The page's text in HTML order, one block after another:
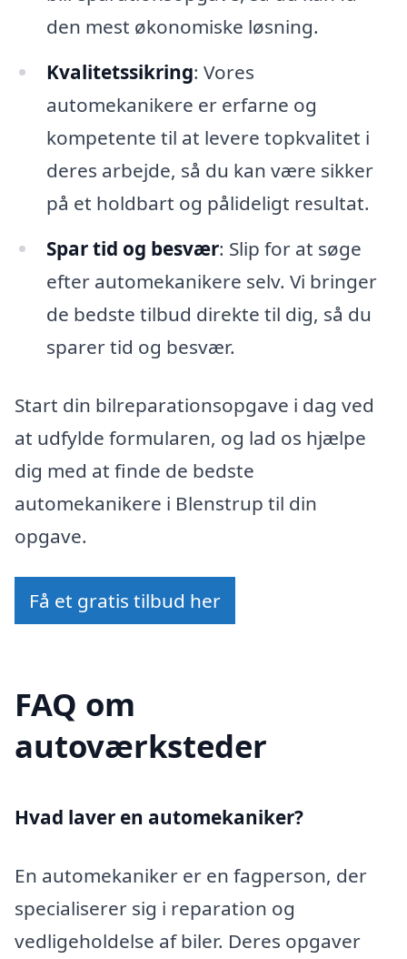
den mest økonomiske løsning.
Kvalitetssikring: Vores
automekanikere er erfarne og
kompetente til at levere topkvalitet i
deres arbejde, så du kan være sikker
på et holdbart og pålideligt resultat.
Spar tid og besvær: Slip for at søge
efter automekanikere selv. Vi bringer
de bedste tilbud direkte til dig, så du
sparer tid og besvær.
Start din bilreparationsopgave i dag ved
at udfylde formularen, og lad os hjælpe
dig med at finde de bedste
automekanikere i Blenstrup til din
opgave.
Få et gratis tilbud her
FAQ om
autoværksteder
Hvad laver en automekaniker?
En automekaniker er en fagperson, der
specialiserer sig i reparation og
vedligeholdelse af biler. Deres opgaver